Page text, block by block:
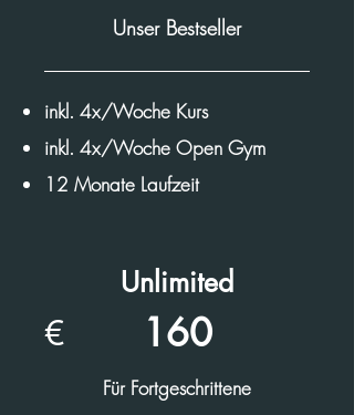
Unser Bestseller
inkl. 4x/Woche Kurs
inkl. 4x/Woche Open Gym
12 Monate Laufzeit
Unlimited
€ 160
Für Fortgeschrittene